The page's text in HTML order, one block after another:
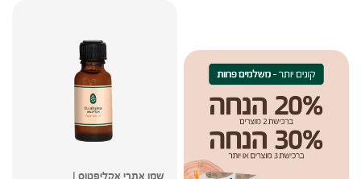
שמן אתרי אקליפטוס |